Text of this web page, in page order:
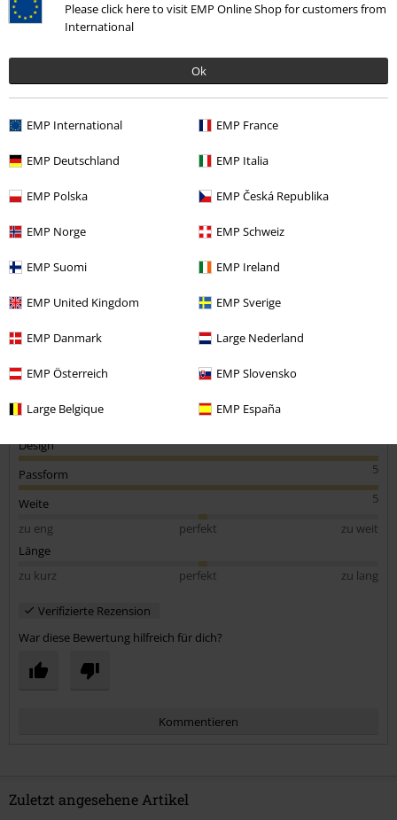
Please click here to visit EMP Online Shop for customers from
International
Ok
EMP International EMP France
EMP Deutschland EMP Italia
EMP Polska EMP Česká Republika
EMP Norge EMP Schweiz
EMP Suomi EMP Ireland
EMP United Kingdom EMP Sverige
EMP Danmark Large Nederland
EMP Österreich EMP Slovensko
Large Belgique EMP España
War diese Bewertung hilfreich für dich?
Kommentieren
Kommentar jetzt abschicken!
23 Bewertungen
Körpergröße in Meter: 1.78
Top Shirt Top Druck
Qualität
Design
5
Passform
5
Weite
zu eng
perfekt
zu weit
Länge
zu kurz
perfekt zu lang
Verifizierte Rezension
War diese Bewertung hilfreich für dich?
Kommentieren
Zuletzt angesehene Artikel